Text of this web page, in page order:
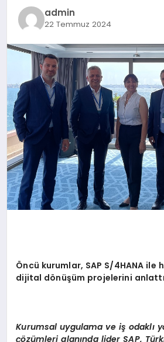
admin
22 Temmuz 2024
Öncü kurumlar, SAP S/4HANA
dijital dönüşüm projelerini anlattı
Kurumsal uygulama ve iş odaklı
çözümleri alanında lider SAP,